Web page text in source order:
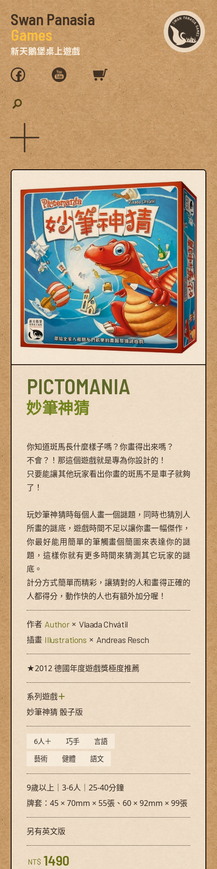
Swan Panasia
Games
新天鵝堡桌上遊戲
©
PICTOMANIA
妙筆神猜
你知道斑馬長什麼樣子嗎？你畫得出來嗎？
不會？！那這個遊戲就是專為你設計的！
只要能讓其他玩家看出你畫的斑馬不是車子就夠
了！
玩妙筆神猜時每個人畫一個謎題，同時也猜別人
所畫的謎底，遊戲時間不足以讓你畫一幅傑作，
你最好能用簡單的筆觸畫個簡圖來表達你的謎
題，這樣你就有更多時間來猜測其它玩家的謎
底。
計分方式簡單而精彩，讓猜對的人和畫得正確的
人都得分，動作快的人也有額外加分喔！
作者 Author × Vlaada Chvátil
插畫Illustrations × Andreas Resch
★2012 德國年度遊戲獎極度推薦
系列遊戲＋
妙筆神猜 骰子版
6人＋ 巧手
言語
藝術
健體 語文
9歲以上｜3-6人｜25-40分鐘
牌套：45 × 70mm × 55張、60 × 92mm × 99張
另有英文版
NT$ 1490